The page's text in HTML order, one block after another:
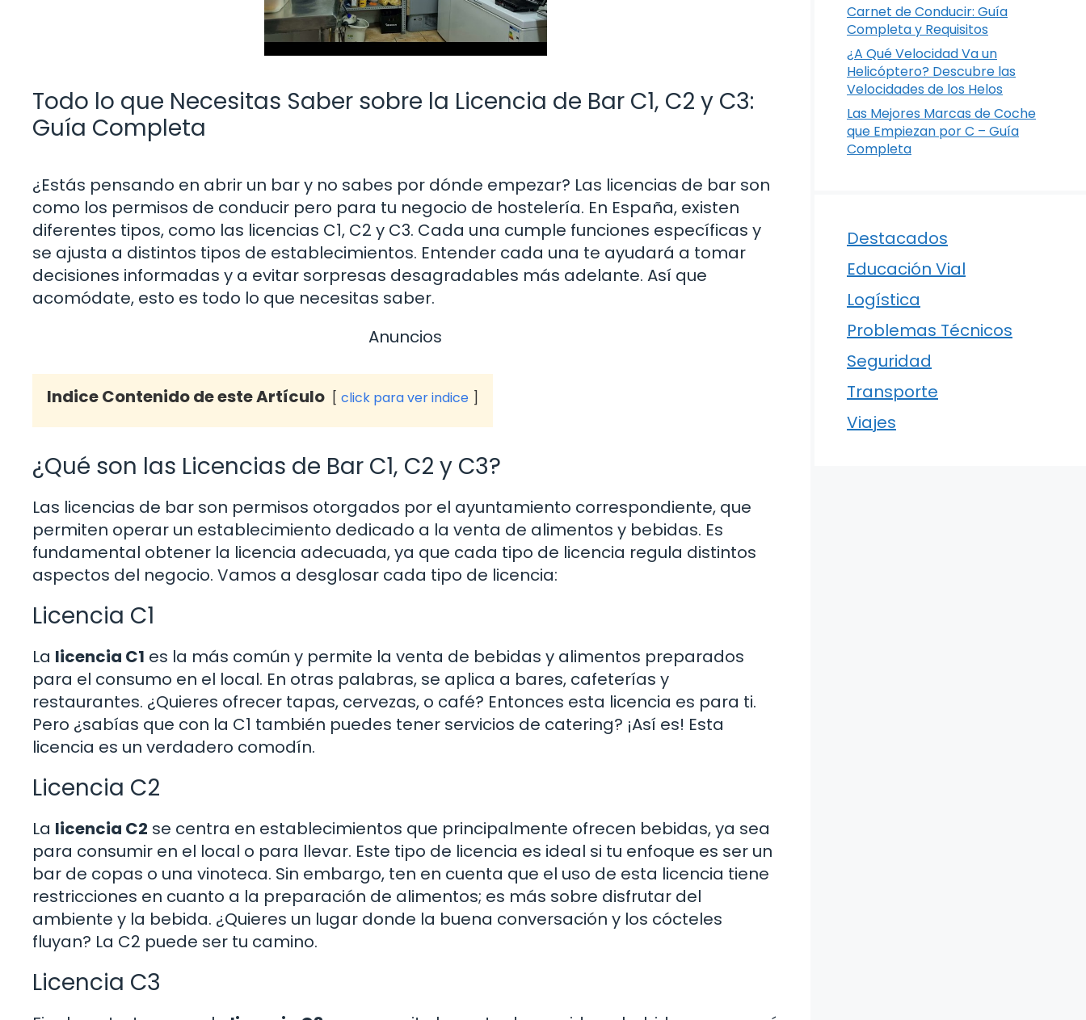
Todo lo que Necesitas Saber sobre la Licencia de Bar C1, C2 y C3:
Guía Completa
¿Estás pensando en abrir un bar y no sabes por dónde empezar? Las licencias de bar son
como los permisos de conducir pero para tu negocio de hostelería. En España, existen
diferentes tipos, como las licencias C1, C2 y C3. Cada una cumple funciones específicas y
se ajusta a distintos tipos de establecimientos. Entender cada una te ayudará a tomar
decisiones informadas y a evitar sorpresas desagradables más adelante. Así que
acomódate, esto es todo lo que necesitas saber.
Anuncios
Indice Contenido de este Artículo click para ver indice
¿Qué son las Licencias de Bar C1, C2 y C3?
Las licencias de bar son permisos otorgados por el ayuntamiento correspondiente, que
permiten operar un establecimiento dedicado a la venta de alimentos y bebidas. Es
fundamental obtener la licencia adecuada, ya que cada tipo de licencia regula distintos
aspectos del negocio. Vamos a desglosar cada tipo de licencia:
Licencia C1
La licencia C1 es la más común y permite la venta de bebidas y alimentos preparados
para el consumo en el local. En otras palabras, se aplica a bares, cafeterías y
restaurantes. ¿Quieres ofrecer tapas, cervezas, o café? Entonces esta licencia es para ti.
Pero ¿sabías que con la C1 también puedes tener servicios de catering? ¡Así es! Esta
licencia es un verdadero comodín.
Licencia C2
La licencia C2 se centra en establecimientos que principalmente ofrecen bebidas, ya sea
para consumir en el local o para llevar. Este tipo de licencia es ideal si tu enfoque es ser un
bar de copas o una vinoteca. Sin embargo, ten en cuenta que el uso de esta licencia tiene
restricciones en cuanto a la preparación de alimentos; es más sobre disfrutar del
ambiente y la bebida. ¿Quieres un lugar donde la buena conversación y los cócteles
fluyan? La C2 puede ser tu camino.
Licencia C3
Carnet de Conducir: Guía
Completa y Requisitos
¿A Qué Velocidad Va un
Helicóptero? Descubre las
Velocidades de los Helos
Las Mejores Marcas de Coche
que Empiezan por C – Guía
Completa
Destacados
Educación Vial
Logística
Problemas Técnicos
Seguridad
Transporte
Viajes